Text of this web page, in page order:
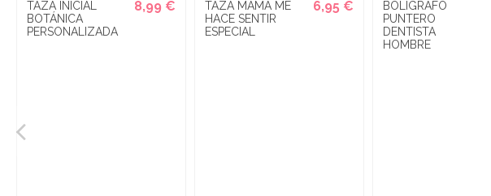
TAZA INICIAL
BOTÁNICA
PERSONALIZADA
8,99 €
TAZA MAMA ME
HACE SENTIR
ESPECIAL
6,95 €
BOLÍGRAFO
PUNTERO
DENTISTA
HOMBRE